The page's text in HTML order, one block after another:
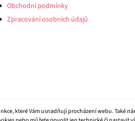
Obchodní podmínky
Zpracování osobních údajů
které Vám usnadňují procházení webu. Také